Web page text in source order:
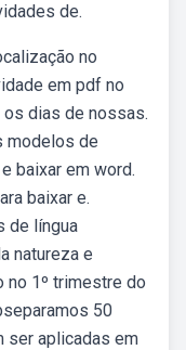
de.
no
em pdf no
os dias de nossas.
modelos de
baixar em word.
baixar e.
de língua
natureza e
no 1º trimestre do
50
ser aplicadas em